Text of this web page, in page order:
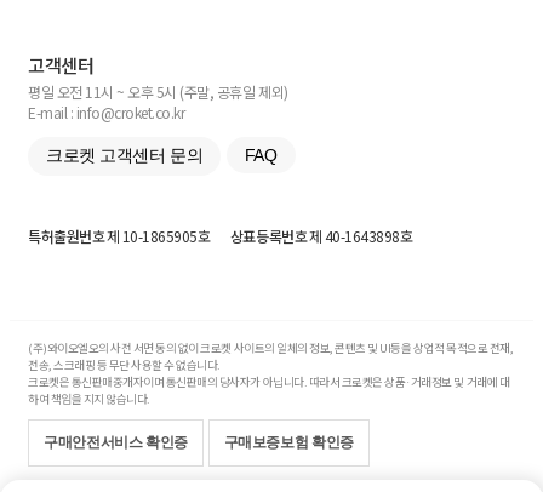
고객센터
평일 오전 11시 ~ 오후 5시 (주말, 공휴일 제외)
E-mail : info@croket.co.kr
크로켓 고객센터 문의 FAQ
특허출원번호제 10-1865905호 상표등록번호제 40-1643898호
(주)와이오엘오의 사전 서면 동의 없이 크로켓 사이트의 일체의 정보, 콘텐츠 및 UI등을 상업적 목적으로 전재,
전송, 스크래핑 등 무단 사용할 수 없습니다.
크로켓은 통신판매중개자이며 통신판매의 당사자가 아닙니다. 따라서 크로켓은 상품·거래정보 및 거래에 대
하여 책임을 지지 않습니다.
구매안전서비스 확인증 구매보증보험 확인증